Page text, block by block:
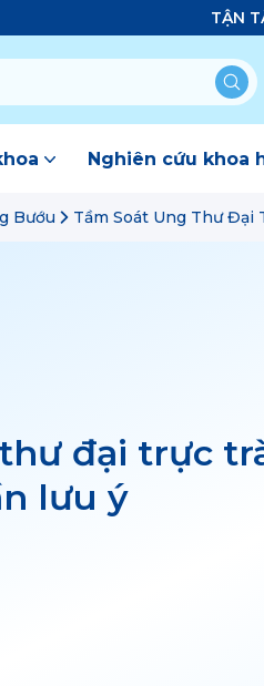
TẬN
Nghiên cứu khoa
Bướu Tầm Soát Ung Thư Đại
đại trực
lưu ý